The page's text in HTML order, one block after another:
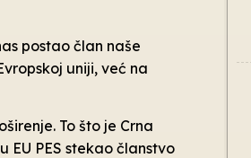
postao član naše
uniji, već na
To što je Crna
EU PES stekao članstvo